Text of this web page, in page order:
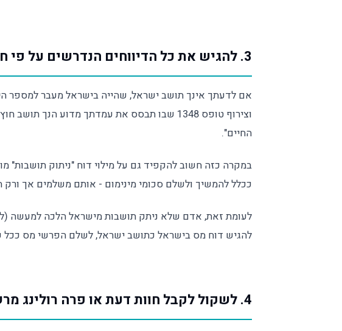
3. להגיש את כל הדיווחים הנדרשים על פי חוק
אם לדעתך אינך תושב ישראל, שהייה בישראל מעבר למספר
וצירוף טופס 1348 שבו תבסס את עמדתך מדוע הנך
החיים".
ככלל להמשיך ולשלם סכומי מינימום - אותם משלמים אך ורק
לעומת זאת, אדם שלא ניתק תושבות מישראל הלכה למעשה
להגיש דוח מס בישראל כתושב ישראל, לשלם הפרשי מס ככל
4. לשקול לקבל חוות דעת או פרה רולינג מרשות המסים